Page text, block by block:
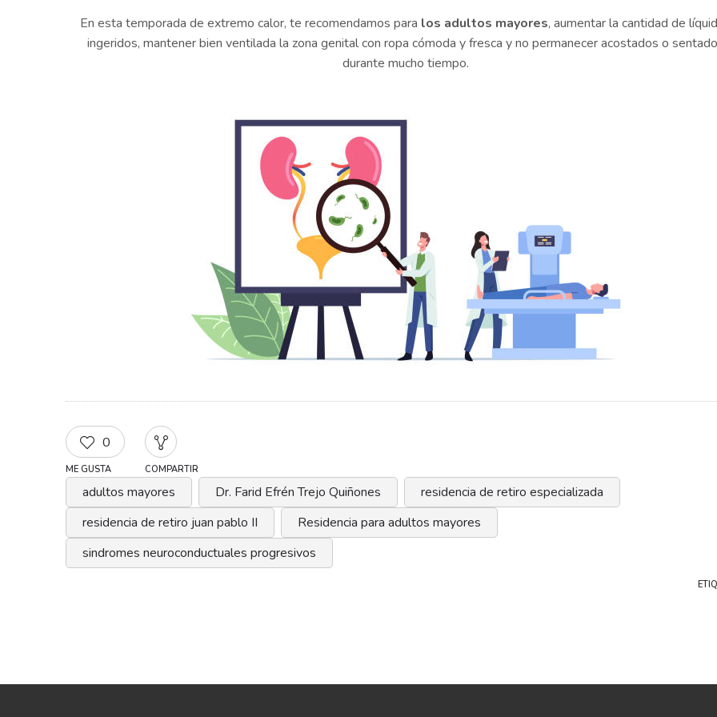
En esta temporada de extremo calor, te recomendamos para los adultos mayores, aumentar la cantidad de
ingeridos, mantener bien ventilada la zona genital con ropa cómoda y fresca y no permanecer acostados o
durante mucho tiempo.
0
ME GUSTA COMPARTIR
adultos mayores Dr. Farid Efrén Trejo Quiñones
residencia de retiro especializada
residencia de retiro juan pablo II
Residencia para adultos mayores
sindromes neuroconductuales progresivos